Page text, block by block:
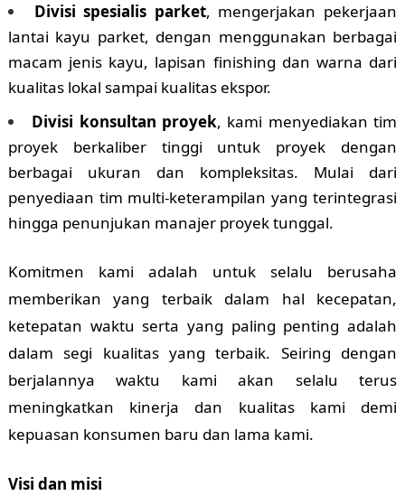
Divisi spesialis parket, mengerjakan pekerjaan
lantai kayu parket, dengan menggunakan berbagai
macam jenis kayu, lapisan finishing dan warna dari
kualitas lokal sampai kualitas ekspor.
Divisi konsultan proyek, kami menyediakan tim
proyek berkaliber tinggi untuk proyek dengan
berbagai ukuran dan kompleksitas. Mulai dari
penyediaan tim multi-keterampilan yang terintegrasi
hingga penunjukan manajer proyek tunggal.
Komitmen kami adalah untuk selalu berusaha
memberikan yang terbaik dalam hal kecepatan,
ketepatan waktu serta yang paling penting adalah
dalam segi kualitas yang terbaik. Seiring dengan
berjalannya waktu kami akan selalu terus
meningkatkan kinerja dan kualitas kami demi
kepuasan konsumen baru dan lama kami.
Visi dan misi